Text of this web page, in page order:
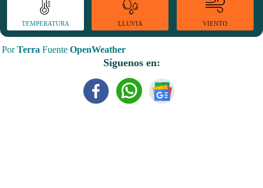
TEMPERATURA LLUVIA VIENTO
PorTerra Fuente OpenWeather
Síguenos en: